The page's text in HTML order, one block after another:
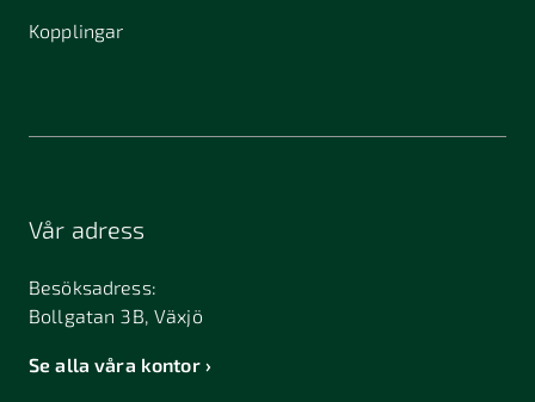
Kopplingar
Vår adress
Besöksadress:
Bollgatan 3B, Växjö
Se alla våra kontor